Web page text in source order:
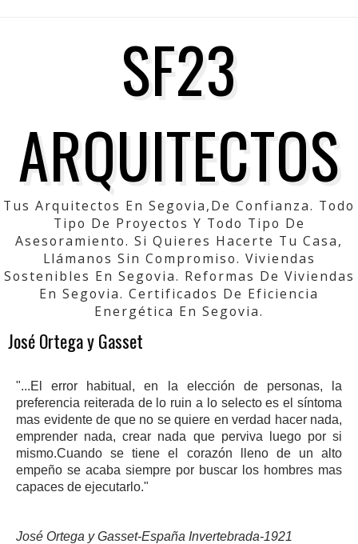
SF23
ARQUITECTOS
Tus Arquitectos En Segovia,de Confianza. Todo
Tipo De Proyectos Y Todo Tipo De
Asesoramiento. Si Quieres Hacerte Tu Casa,
Llámanos Sin Compromiso. Viviendas
Sostenibles En Segovia. Reformas De Viviendas
En Segovia. Certificados De Eficiencia
Energética En Segovia.
José Ortega y Gasset
"...El error habitual, en la elección de personas, la
preferencia reiterada de lo ruin a lo selecto es el síntoma
mas evidente de que no se quiere en verdad hacer nada,
emprender nada, crear nada que perviva luego por si
mismo.Cuando se tiene el corazón lleno de un alto
empeño se acaba siempre por buscar los hombres mas
capaces de ejecutarlo."
José Ortega y Gasset-España Invertebrada-1921